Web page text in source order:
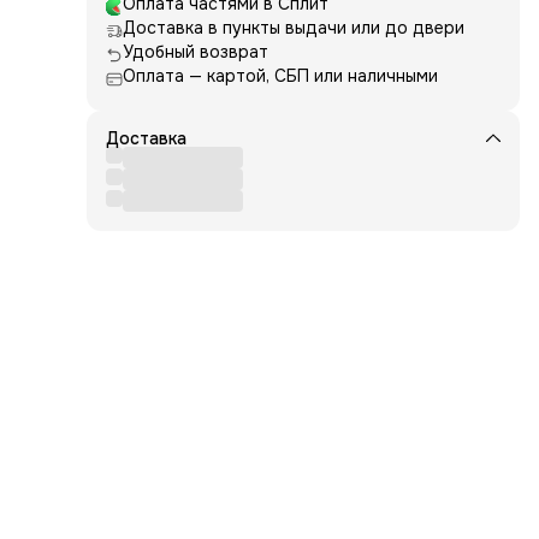
Доставка в пункты выдачи или до двери
Удобный возврат
Оплата — картой, СБП или наличными
Доставка